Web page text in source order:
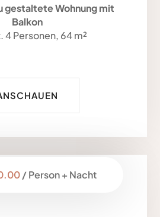
gestaltete Wohnung mit
Balkon
4 Personen, 64 m²
/ Person + Nacht